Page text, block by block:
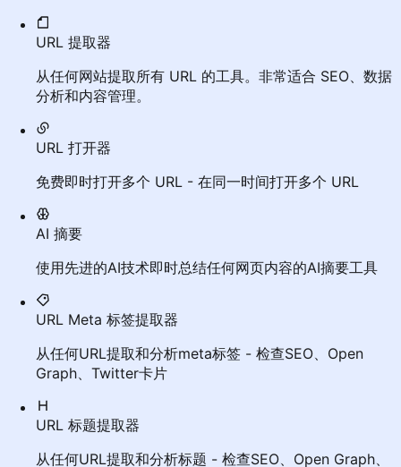
URL 提取器
从任何网站提取所有 URL 的工具。非常适合 SEO、数据
分析和内容管理。
URL 打开器
免费即时打开多个 URL - 在同一时间打开多个 URL
AI 摘要
使用先进的AI技术即时总结任何网页内容的AI摘要工具
URL Meta 标签提取器
从任何URL提取和分析meta标签 - 检查SEO、Open
Graph、Twitter卡片
URL 标题提取器
从任何URL提取和分析标题 - 检查SEO、Open Graph、